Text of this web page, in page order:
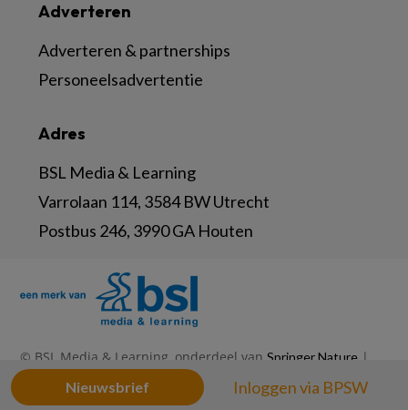
Adres
BSL Media & Learning
Varrolaan 114, 3584 BW Utrecht
Postbus 246, 3990 GA Houten
Adverteren
Adverteren & partnerships
Personeelsadvertentie
© BSL Media & Learning, onderdeel van Springer Nature |
Privacy Statement | Disclaimer|
Nieuwsbrief Inloggen via BPSW